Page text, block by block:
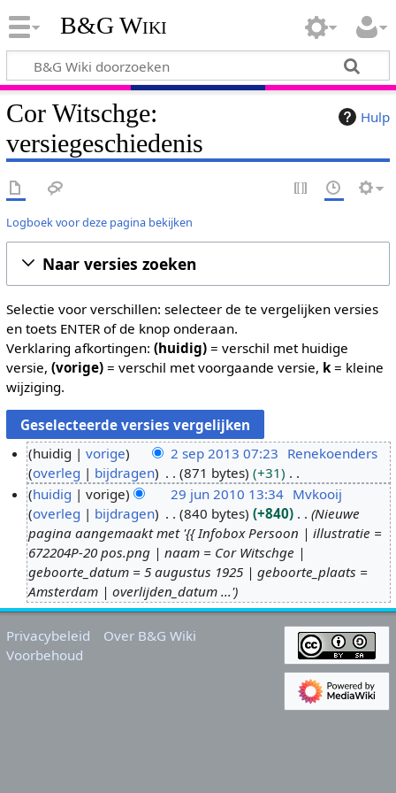
B&G Wiki
Hulp
Cor Witschge:
versiegeschiedenis
Logboek voor deze pagina bekijken
Naar versies zoeken
Selectie voor verschillen: selecteer de te vergelijken versies
en toets ENTER of de knop onderaan.
Verklaring afkortingen: (huidig)= verschil met huidige
versie, (vorige)= verschil met voorgaande versie, k= kleine
wijziging.
s
3
huidig vorige 2 sep 2013 07:23 Renekoenders
overleg
bijdragen 871 bytes
+31
G
e
e
n
b
e
w
2
0
1
huidig vorige 29 jun 2010 13:34 Mvkooij
overleg
bijdragen 840 bytes +840
Nieuwe
pagina aangemaakt met '{{ Infobox Persoon | illustratie =
672204P-20 pos.png | naam = Cor Witschge |
geboorte_datum = 5 augustus 1925 | geboorte_plaats =
Amsterdam | overlijden_datum ...'
Privacybeleid
Over B&G Wiki
Voorbehoud